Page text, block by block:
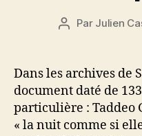
Auteur
Par Julien
Dans les archives de
document daté de
particulière : Taddeo
« la nuit comme si